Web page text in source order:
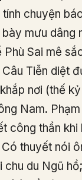
chuyện
mưu dâng
Phù Sai mê
Tiễn diệt
nơi (thế
Nam.
công thần
thuyết nói
chu du Ngũ